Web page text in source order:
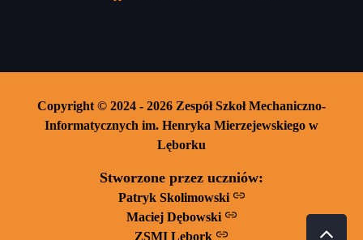
Copyright © 2024 - 2026 Zespół Szkoł Mechaniczno-
Informatycznych im. Henryka Mierzejewskiego w
Lęborku
Stworzone przez uczniów:
Patryk Skolimowski
Maciej Dębowski
ZSMI Lębork